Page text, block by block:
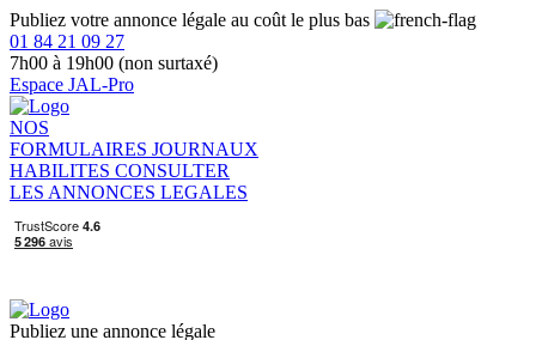
Publiez votre annonce légale au coût le plus bas
01 84 21 09 27
7h00 à 19h00 (non surtaxé)
Espace JAL-Pro
NOS
FORMULAIRES JOURNAUX
HABILITES CONSULTER
LES ANNONCES LEGALES
Publiez une annonce légale